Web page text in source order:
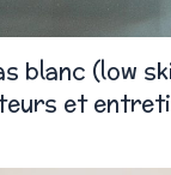
blanc (low
et